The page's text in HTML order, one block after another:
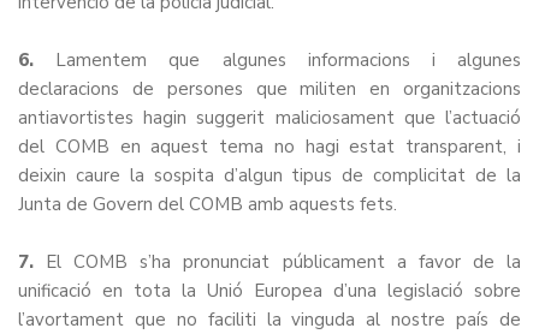
6. Lamentem que algunes informacions i algunes
declaracions de persones que militen en organitzacions
antiavortistes hagin suggerit maliciosament que l’actuació
del COMB en aquest tema no hagi estat transparent, i
deixin caure la sospita d’algun tipus de complicitat de la
Junta de Govern del COMB amb aquests fets.
7. El COMB s’ha pronunciat públicament a favor de la
unificació en tota la Unió Europea d’una legislació sobre
l’avortament que no faciliti la vinguda al nostre país de